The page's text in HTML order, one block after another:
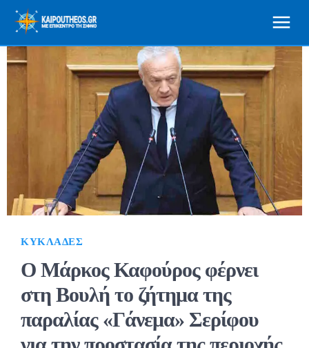
ΚΥΚΛΆΔΕΣ
Ο Μάρκος Καφούρος φέρνει
στη Βουλή το ζήτημα της
παραλίας «Γάνεμα» Σερίφου